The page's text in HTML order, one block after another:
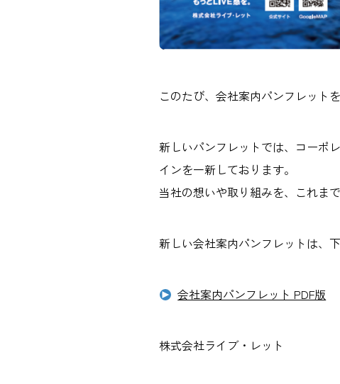
このたび、会社案内パンフレット
新しいパンフレットでは、コーポ
インを一新しております。
当社の想いや取り組みを、これま
新しい会社案内パンフレットは、
会社案内パンフレット PDF版
株式会社ライブ・レット